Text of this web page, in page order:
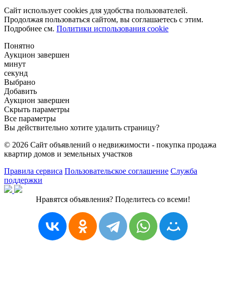
Сайт использует cookies для удобства пользователей.
Продолжая пользоваться сайтом, вы соглашаетесь с этим.
Подробнее см. Политики использования cookie
Понятно
Аукцион завершен
минут
секунд
Выбрано
Добавить
Аукцион завершен
Скрыть параметры
Все параметры
Вы действительно хотите удалить страницу?
© 2026 Сайт объявлений о недвижимости - покупка продажа
квартир домов и земельных участков
Правила сервиса Пользовательское соглашение Служба
поддержки
Нравятся объявления? Поделитесь со всеми!